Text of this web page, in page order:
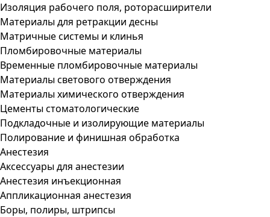
Изоляция рабочего поля, роторасширители
Материалы для ретракции десны
Матричные системы и клинья
Пломбировочные материалы
Временные пломбировочные материалы
Материалы светового отверждения
Материалы химического отверждения
Цементы стоматологические
Подкладочные и изолирующие материалы
Полирование и финишная обработка
Анестезия
Аксессуары для анестезии
Анестезия инъекционная
Аппликационная анестезия
Боры, полиры, штрипсы